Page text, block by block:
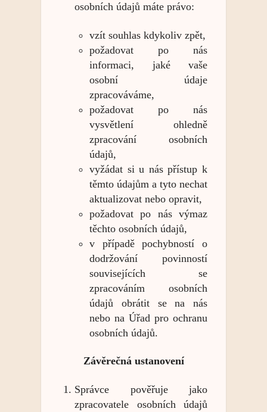
osobních údajů máte právo:
vzít souhlas kdykoliv zpět,
požadovat po nás
informaci, jaké vaše
osobní údaje
zpracováváme,
požadovat po nás
vysvětlení ohledně
zpracování osobních
údajů,
vyžádat si u nás přístup k
těmto údajům a tyto nechat
aktualizovat nebo opravit,
požadovat po nás výmaz
těchto osobních údajů,
v případě pochybností o
dodržování povinností
souvisejících se
zpracováním osobních
údajů obrátit se na nás
nebo na Úřad pro ochranu
osobních údajů.
Závěrečná ustanovení
Správce pověřuje jako
zpracovatele osobních údajů